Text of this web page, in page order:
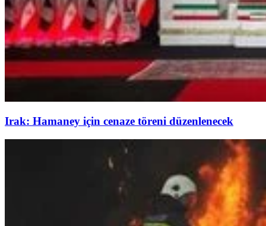
Irak: Hamaney için cenaze töreni düzenlenecek